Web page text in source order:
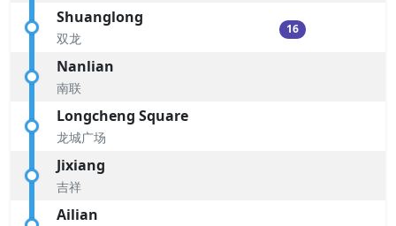
Shuanglong
双龙
16
Nanlian
南联
Longcheng Square
龙城广场
Jixiang
吉祥
Ailian